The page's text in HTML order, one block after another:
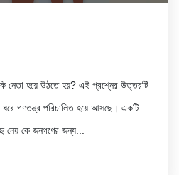
নেতা হয়ে উঠতে হয়? এই প্রশ্নের উত্তরটি
গণতন্ত্র পরিচালিত হয়ে আসছে। একটি